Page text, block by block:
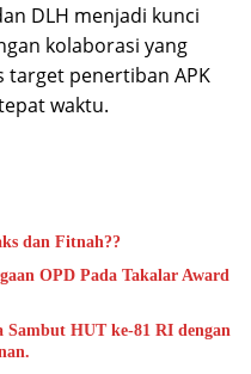
DLH menjadi kunci
kolaborasi yang
target penertiban APK
waktu.
dan Fitnah??
OPD Pada Takalar Award
HUT ke-81 RI dengan